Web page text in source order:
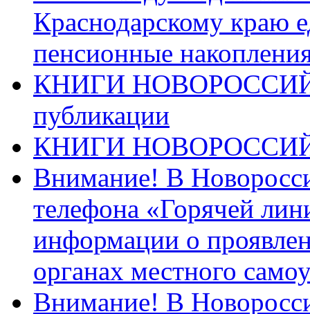
Краснодарскому краю
пенсионные
КНИГИ
публикации
КНИГИ
Внимание! В
телефона «Горячей
информации о
органах местного
Внимание! В